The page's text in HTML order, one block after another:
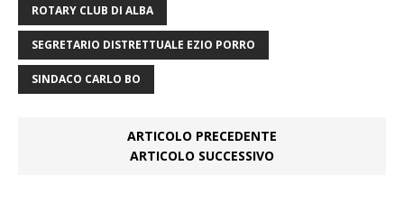
ROTARY CLUB DI ALBA
SEGRETARIO DISTRETTUALE EZIO PORRO
SINDACO CARLO BO
ARTICOLO PRECEDENTE
ARTICOLO SUCCESSIVO